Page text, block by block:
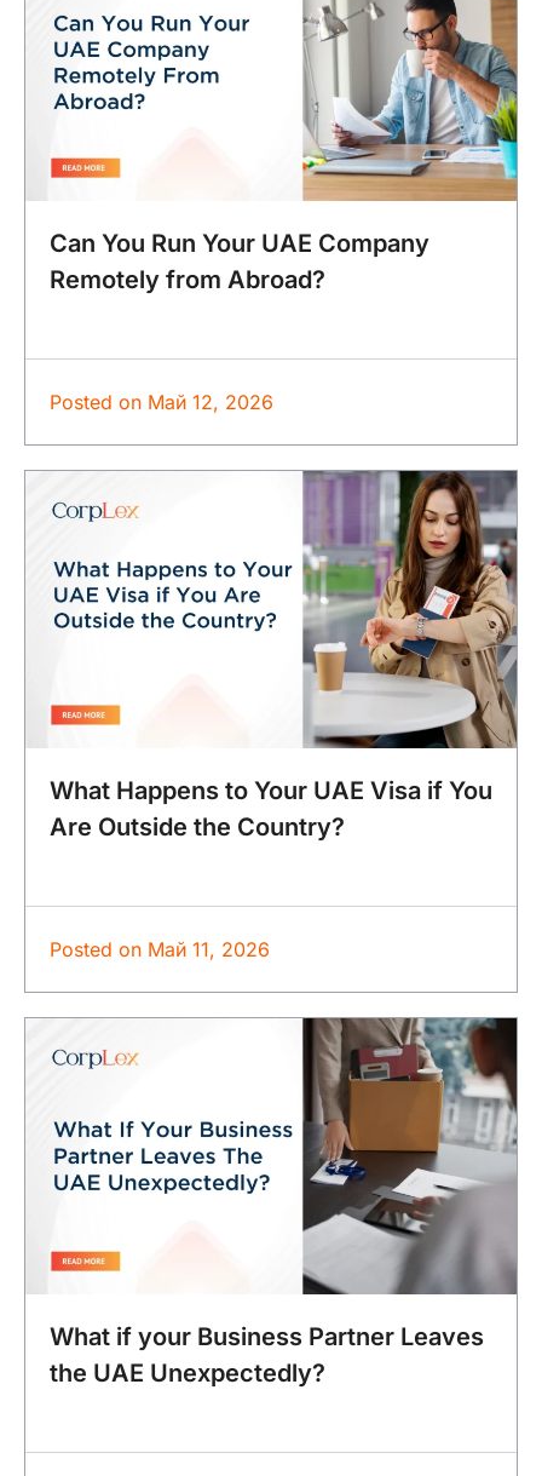
Can You Run Your UAE Company
Remotely from Abroad?
Posted on Май 12, 2026
What Happens to Your UAE Visa if You
Are Outside the Country?
Posted on Май 11, 2026
What if your Business Partner Leaves
the UAE Unexpectedly?